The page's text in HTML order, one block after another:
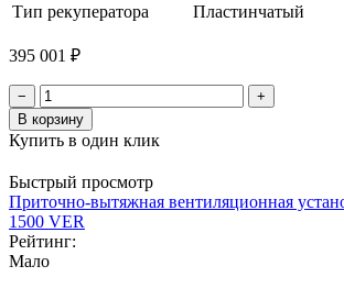
Тип рекуператора
Пластинчатый
395 001 ₽
−
+
В корзину
Купить в один клик
Быстрый просмотр
Приточно-вытяжная вентиляционная
1500 VER
Рейтинг:
Мало